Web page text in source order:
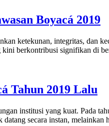
Boyacá 2019
ketekunan, integritas, dan
kini berkontribusi signifikan di
Tahun 2019 Lalu
institusi yang kuat. Pada
secara instan, melainkan